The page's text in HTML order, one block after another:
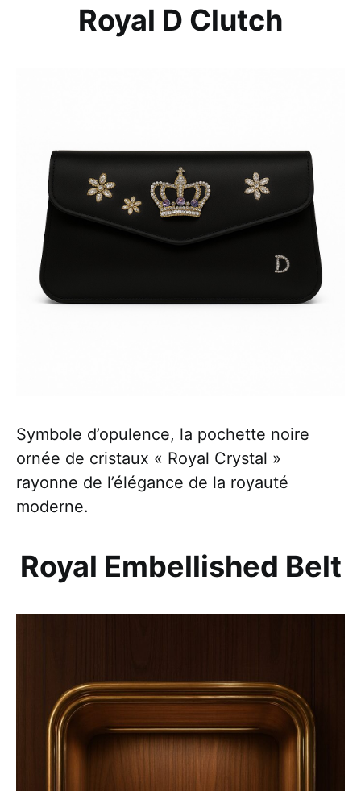
Royal D Clutch
Symbole d’opulence, la pochette noire
ornée de cristaux « Royal Crystal »
rayonne de l’élégance de la royauté
moderne.
Royal Embellished Belt